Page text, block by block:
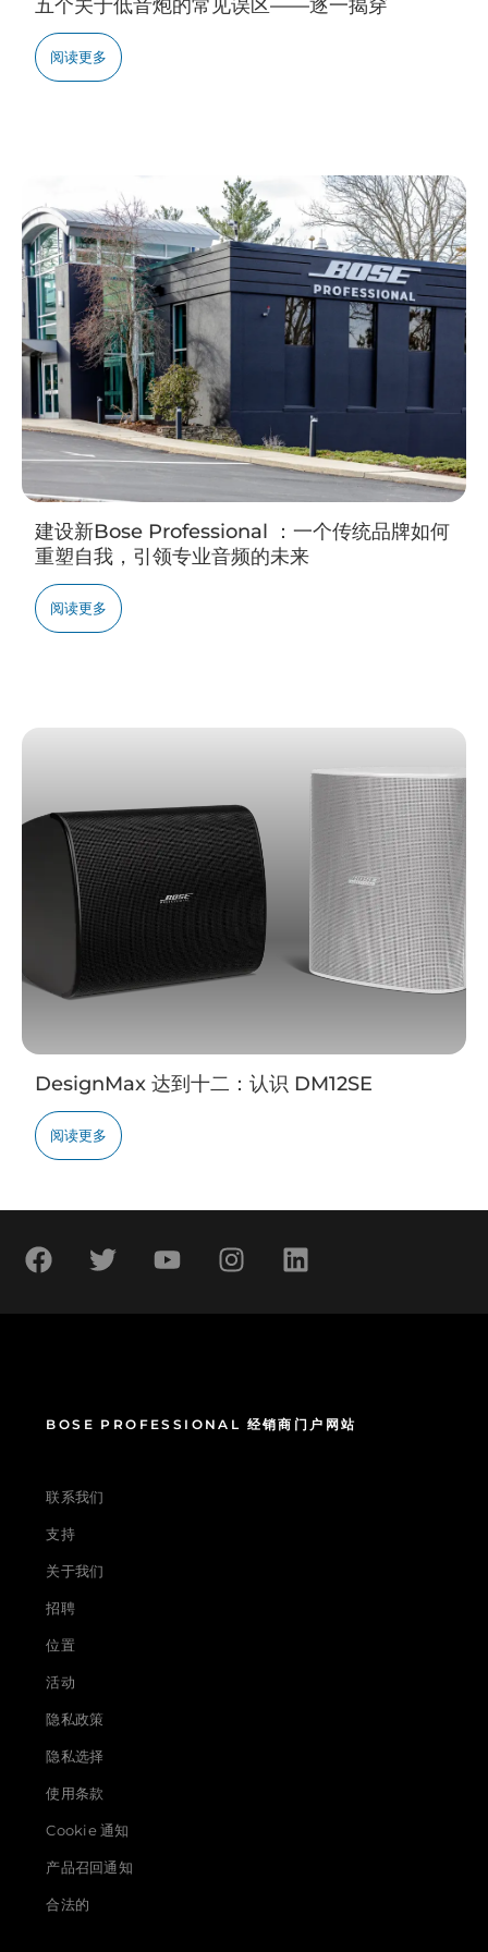
五个关于低音炮的常见误区——逐一揭穿
阅读更多
建设新Bose Professional ：一个传统品牌如何
重塑自我，引领专业音频的未来
阅读更多
DesignMax 达到十二：认识 DM12SE
阅读更多
BOSE PROFESSIONAL 经销商门户网站
联系我们
支持
关于我们
招聘
位置
活动
隐私政策
隐私选择
使用条款
Cookie 通知
产品召回通知
合法的